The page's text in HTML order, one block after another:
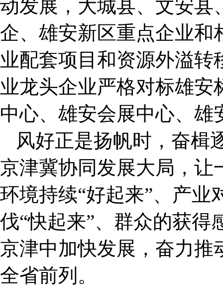
动发展，大城县、文安县
企、雄安新区重点企业和
业配套项目和资源外溢
业龙头企业严格对标雄
中心、雄安会展中心、
风好正是扬帆时，奋楫
京津冀协同发展大局，让
环境持续“好起来”、产业
伐“快起来”、群众的获得
京津中加快发展，奋力推
全省前列。